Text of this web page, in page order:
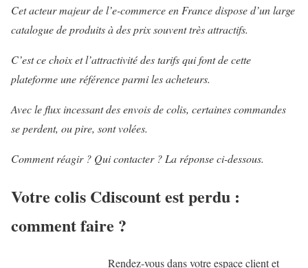
Cet acteur majeur de l’e-commerce en France dispose d’unlarge
catalogue de produits à des prix souvent très attractifs.
C’est ce choix et l’attractivité des tarifs qui font de cette
plateforme une référence parmi les acheteurs.
Avec le flux incessant des envois de colis, certaines commandes
se perdent, ou pire, sont volées.
Comment réagir ? Qui contacter ? La réponse ci-dessous.
Votre colis Cdiscount est perdu :
comment faire ?
Rendez-vous dans votre espace clientet